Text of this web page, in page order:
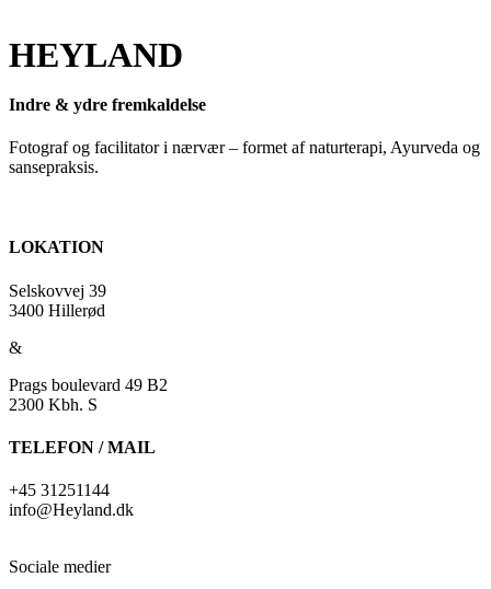
HEYLAND
Indre & ydre fremkaldelse
Fotograf og facilitator i nærvær – formet af naturterapi, Ayurveda og
sansepraksis.
LOKATION
Selskovvej 39
3400 Hillerød
&
Prags boulevard 49 B2
2300 Kbh. S
TELEFON / MAIL
+45 31251144
info@Heyland.dk
Sociale medier